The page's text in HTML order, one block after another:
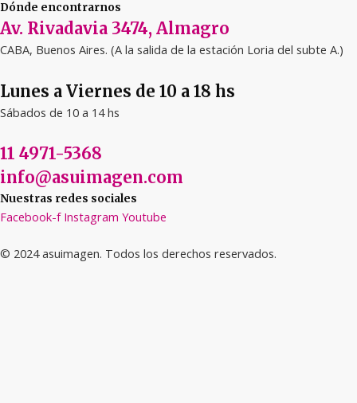
Dónde encontrarnos
Av. Rivadavia 3474, Almagro
CABA, Buenos Aires. (A la salida de la estación Loria del subte A.)
Lunes a Viernes de 10 a 18 hs
Sábados de 10 a 14 hs
11 4971-5368
info@asuimagen.com
Nuestras redes sociales
Facebook-f Instagram Youtube
© 2024 asuimagen. Todos los derechos reservados.